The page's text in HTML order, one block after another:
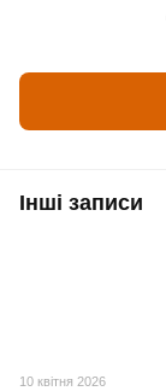
Інші записи
10 квітня 2026